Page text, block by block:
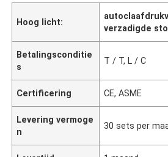
Hoog licht:
verzadigde
Betalingsconditie
s
T / T, L / C
Certificering CE, ASME
Levering vermoge
n
30 sets per